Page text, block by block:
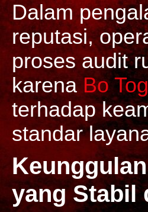
Dalam
reputasi,
proses audit
karenaBo
terhadap
standar
yang Stabil